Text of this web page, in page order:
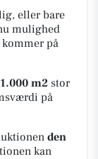
eller bare
mulighed
på
1.000 m2 stor
på
den
kan